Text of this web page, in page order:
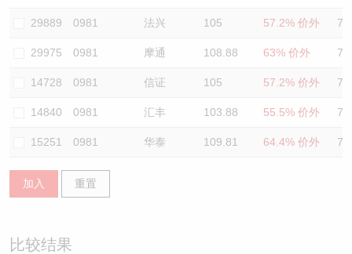
29889 0981 法兴 105 57.2% 价外
29975 0981 摩通 108.88 63% 价外
14728 0981 信证 105 57.2% 价外
14840 0981 汇丰 103.88 55.5% 价外
15251 0981 华泰 109.81 64.4% 价外
加入 重置
比较结果
牛熊证文件及公告
牛熊证文件及公告 (瑞信)
ADR
收市竞价变化